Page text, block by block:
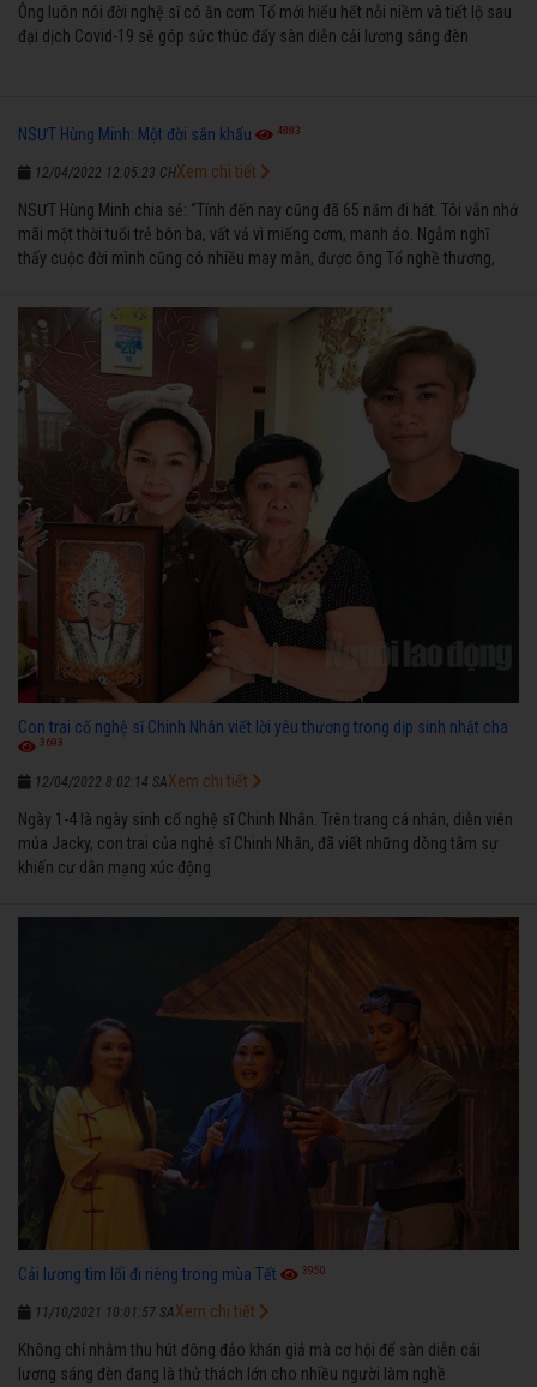
Ông luôn nói đời nghệ sĩ có ăn cơm Tổ mới hiểu hết nỗi niềm và tiết lộ sau
đại dịch Covid-19 sẽ góp sức thúc đẩy sàn diễn cải lương sáng đèn
NSƯT Hùng Minh: Một đời sân khấu 4883
12/04/2022 12:05:23 CH
NSƯT Hùng Minh chia sẻ: “Tính đến nay cũng đã 65 năm đi hát. Tôi vẫn nhớ
mãi một thời tuổi trẻ bôn ba, vất vả vì miếng cơm, manh áo. Ngẫm nghĩ
thấy cuộc đời mình cũng có nhiều may mắn, được ông Tổ nghề thương,
ngược nhận được những cơ may để từng bước thành danh với nghiệp ca
diễn”.
Xem chi tiết
Con trai cố nghệ sĩ Chinh Nhân viết lời yêu thương trong dịp sinh nhật cha
3693
12/04/2022 8:02:14 SA
Ngày 1-4 là ngày sinh cố nghệ sĩ Chinh Nhân. Trên trang cá nhân, diễn viên
múa Jacky, con trai của nghệ sĩ Chinh Nhân, đã viết những dòng tâm sự
khiến cư dân mạng xúc động
Xem chi tiết
Cải lương tìm lối đi riêng trong mùa Tết 3950
11/10/2021 10:01:57 SA
Không chỉ nhằm thu hút đông đảo khán giả mà cơ hội để sàn diễn cải
lương sáng đèn đang là thử thách lớn cho nhiều người làm nghề
Xem chi tiết